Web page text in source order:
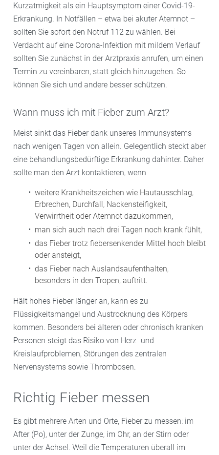
Kurzatmigkeit als ein Hauptsymptom einer Covid-19-
Erkrankung. In Notfällen – etwa bei akuter Atemnot –
sollten Sie sofort den Notruf 112 zu wählen. Bei
Verdacht auf eine Corona-Infektion mit mildem Verlauf
sollten Sie zunächst in der Arztpraxis anrufen, um einen
Termin zu vereinbaren, statt gleich hinzugehen. So
können Sie sich und andere besser schützen.
Wann muss ich mit Fieber zum Arzt?
Meist sinkt das Fieber dank unseres Immunsystems
nach wenigen Tagen von allein. Gelegentlich steckt aber
eine behandlungsbedürftige Erkrankung dahinter. Daher
sollte man den Arzt kontaktieren, wenn
weitere Krankheitszeichen wie Hautausschlag,
Erbrechen, Durchfall, Nackensteifigkeit,
Verwirrtheit oder Atemnot dazukommen,
man sich auch nach drei Tagen noch krank fühlt,
das Fieber trotz fiebersenkender Mittel hoch bleibt
oder ansteigt,
das Fieber nach Auslandsaufenthalten,
besonders in den Tropen, auftritt.
Hält hohes Fieber länger an, kann es zu
Flüssigkeitsmangel und Austrocknung des Körpers
kommen. Besonders bei älteren oder chronisch kranken
Personen steigt das Risiko von Herz- und
Kreislaufproblemen, Störungen des zentralen
Nervensystems sowie Thrombosen.
Richtig Fieber messen
Es gibt mehrere Arten und Orte, Fieber zu messen: im
After (Po), unter der Zunge, im Ohr, an der Stirn oder
unter der Achsel. Weil die Temperaturen überall im